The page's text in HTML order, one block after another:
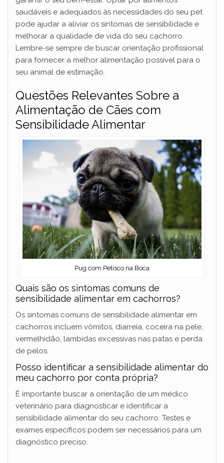
saudáveis e adequados às necessidades do seu pet
pode ajudar a aliviar os sintomas de sensibilidade e
melhorar a qualidade de vida do seu cachorro.
Lembre-se sempre de buscar orientação profissional
para fornecer a melhor alimentação possível para o
seu animal de estimação.
Questões Relevantes Sobre a
Alimentação de Cães com
Sensibilidade Alimentar
Pug com Petisco na Boca
Quais são os sintomas comuns de
sensibilidade alimentar em cachorros?
Os sintomas comuns de sensibilidade alimentar em
cachorros incluem vômitos, diarreia, coceira na pele,
vermelhidão, lambidas excessivas nas patas e perda
de pelos.
Posso identificar a sensibilidade alimentar do
meu cachorro por conta própria?
É importante buscar a orientação de um médico
veterinário para diagnosticar e identificar a
sensibilidade alimentar do seu cachorro. Testes e
exames específicos podem ser necessários para um
diagnóstico preciso.